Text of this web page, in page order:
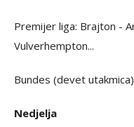
Premijer liga: Brajton -
Vulverhempton...
Bundes (devet
Nedjelja